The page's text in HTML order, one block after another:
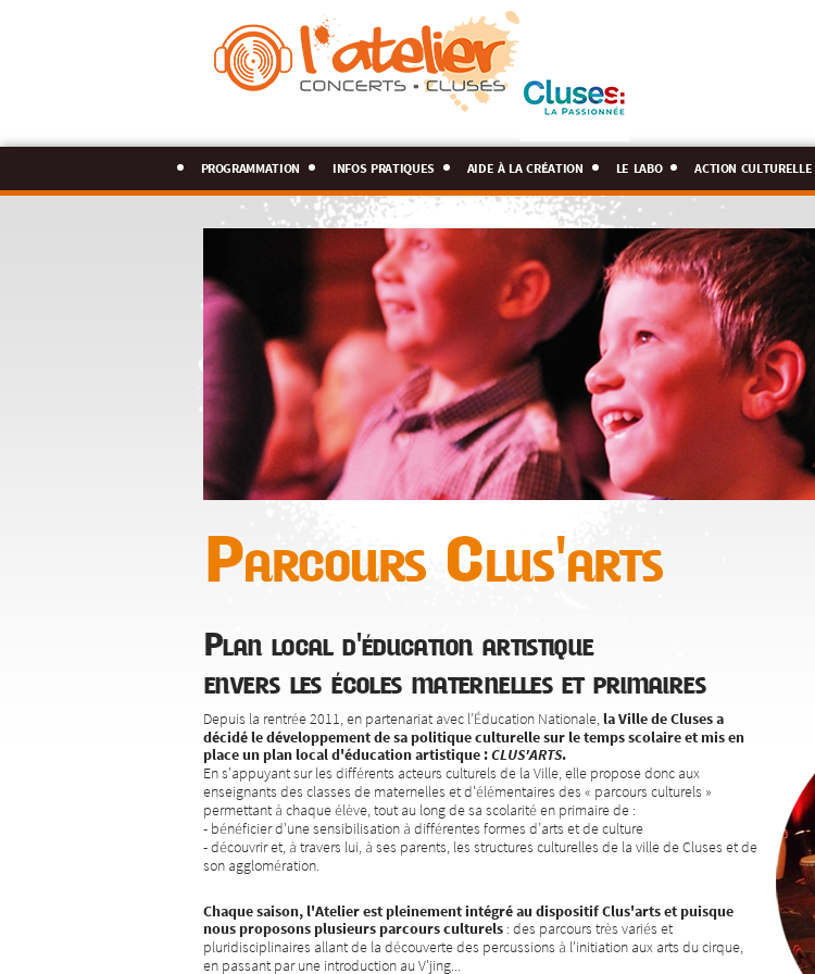
programmation infos pratiques aide à la création le labo action culturelle
Parcours Clus'arts
Plan local d'éducation artistique
envers les écoles maternelles et primaires
Depuis la rentrée 2011, en partenariat avec l’Éducation Nationale, la Ville de Cluses a
décidé le développement de sa politique culturelle sur le temps scolaire et mis en
place un plan local d'éducation artistique :CLUS'ARTS.
En s'appuyant sur les différents acteurs culturels de la Ville, elle propose donc aux
enseignants des classes de maternelles et d'élémentaires des « parcours culturels »
permettant à chaque élève, tout au long de sa scolarité en primaire de :
- bénéficier d'une sensibilisation à différentes formes d’arts et de culture
- découvrir et, à travers lui, à ses parents, les structures culturelles de la ville de Cluses et de
son agglomération.
Chaque saison, l'Atelier est pleinement intégré au dispositif Clus'arts et puisque
nous proposons plusieurs parcours culturels : des parcours très variés et
pluridisciplinaires allant de la découverte des percussions à l'initiation aux arts du cirque,
en passant par une introduction au V'jing...